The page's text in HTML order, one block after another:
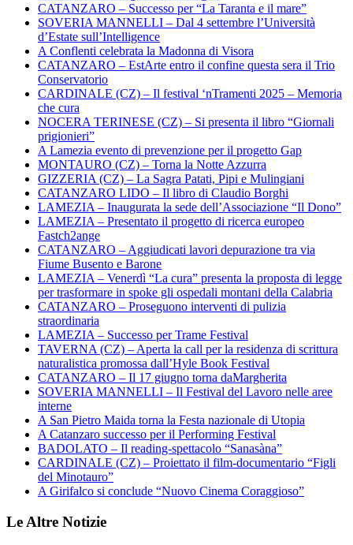
CATANZARO – Successo per “La Taranta e il mare”
SOVERIA MANNELLI – Dal 4 settembre l’Università
d’Estate sull’Intelligence
A Conflenti celebrata la Madonna di Visora
CATANZARO – EstArte entro il confine questa sera il Trio
Conservatorio
CARDINALE (CZ) – Il festival ‘nTramenti 2025 – Memoria
che cura
NOCERA TERINESE (CZ) – Si presenta il libro “Giornali
prigionieri”
A Lamezia evento di prevenzione per il progetto Gap
MONTAURO (CZ) – Torna la Notte Azzurra
GIZZERIA (CZ) – La Sagra Patati, Pipi e Mulingiani
CATANZARO LIDO – Il libro di Claudio Borghi
LAMEZIA – Inaugurata la sede dell’Associazione “Il Dono”
LAMEZIA – Presentato il progetto di ricerca europeo
Fastch2ange
CATANZARO – Aggiudicati lavori depurazione tra via
Fiume Busento e Barone
LAMEZIA – Venerdì “La cura” presenta la proposta di legge
per trasformare in spoke gli ospedali montani della Calabria
CATANZARO – Proseguono interventi di pulizia
straordinaria
LAMEZIA – Successo per Trame Festival
TAVERNA (CZ) – Aperta la call per la residenza di scrittura
naturalistica promossa dall’Hyle Book Festival
CATANZARO – Il 17 giugno torna daMargherita
SOVERIA MANNELLI – Il Festival del Lavoro nelle aree
interne
A San Pietro Maida torna la Festa nazionale di Utopia
A Catanzaro successo per il Performing Festival
BADOLATO – Il reading-spettacolo “Sanasàna”
CARDINALE (CZ) – Proiettato il film-documentario “Figli
del Minotauro”
A Girifalco si conclude “Nuovo Cinema Coraggioso”
Le Altre Notizie